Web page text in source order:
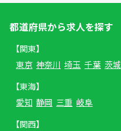
都道府県から求人を探す
【関東】
東京 神奈川 埼玉 千葉 茨城
【東海】
愛知 静岡 三重 岐阜
【関西】